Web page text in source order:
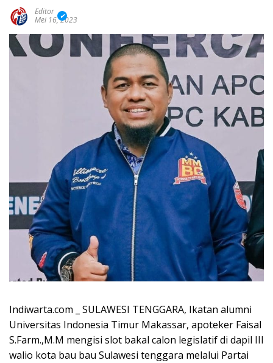
Editor
Mei 16, 2023
Indiwarta.com _ SULAWESI TENGGARA, Ikatan alumni
Universitas Indonesia Timur Makassar, apoteker Faisal
S.Farm.,M.M mengisi slot bakal calon legislatif di dapil III
walio kota bau bau Sulawesi tenggara melalui Partai